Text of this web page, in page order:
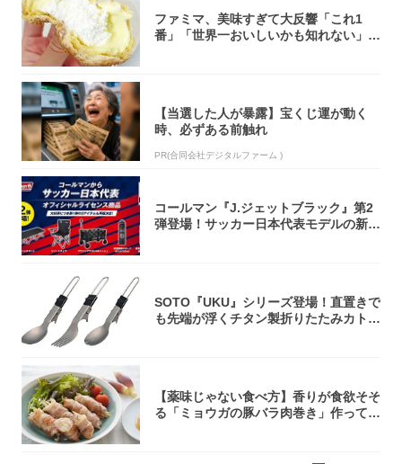
ファミマ、美味すぎて大反響「これ1
番」「世界一おいしいかも知れない」
【当選した人が暴露】宝くじ運が動く
時、必ずある前触れ
PR(合同会社デジタルファーム )
コールマン『J.ジェットブラック』第2
弾登場！サッカー日本代表モデルの新作
SOTO『UKU』シリーズ登場！直置きで
も先端が浮くチタン製折りたたみカトラ
【薬味じゃない食べ方】香りが食欲そそ
る「ミョウガの豚バラ肉巻き」作ってみ